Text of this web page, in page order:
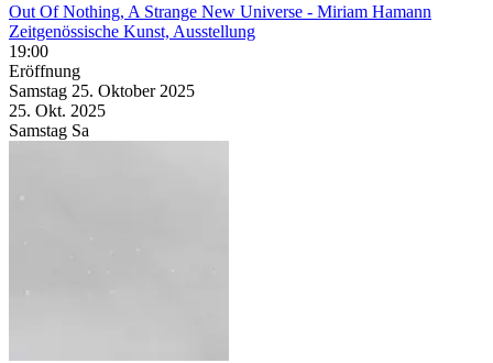
Out Of Nothing, A Strange New Universe - Miriam Hamann
Zeitgenössische Kunst, Ausstellung
19:00
Eröffnung
Samstag 25. Oktober 2025
25. Okt. 2025
Samstag Sa